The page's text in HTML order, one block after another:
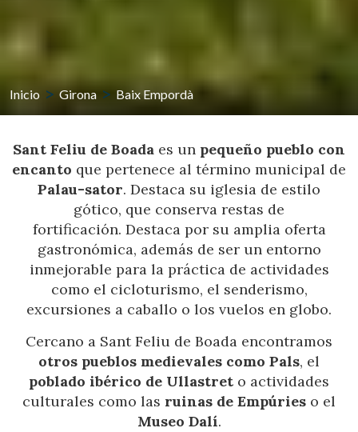
Inicio Girona Baix Empordà
Sant Feliu de Boada es un pequeño pueblo con
encanto que pertenece al término municipal de
Palau-sator. Destaca su iglesia de estilo
gótico, que conserva restas de
fortificación. Destaca por su amplia oferta
gastronómica, además de ser un entorno
inmejorable para la práctica de actividades
como el cicloturismo, el senderismo,
excursiones a caballo o los vuelos en globo.
Cercano a Sant Feliu de Boada encontramos
otros pueblos medievales como Pals, el
poblado ibérico de Ullastret o actividades
culturales como las ruinas de Empúries o el
Museo Dalí.